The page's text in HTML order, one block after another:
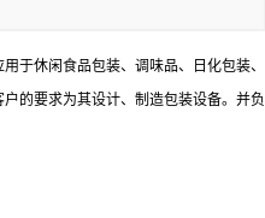
于休闲食品包装、调味品、日化包装、
的要求为其设计、制造包装设备。并负